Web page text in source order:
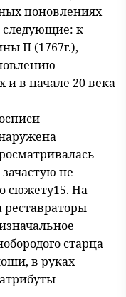
поновлениях
к
П (1767г.),
и в начале 20 века
не
сюжету15. На
старца
в руках